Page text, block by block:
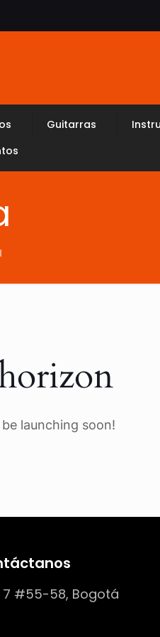
Guitarras
launching soon!
7 #55-58, Bogotá